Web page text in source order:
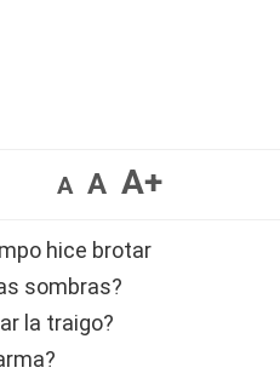
A A A+
hice brotar
sombras?
la traigo?